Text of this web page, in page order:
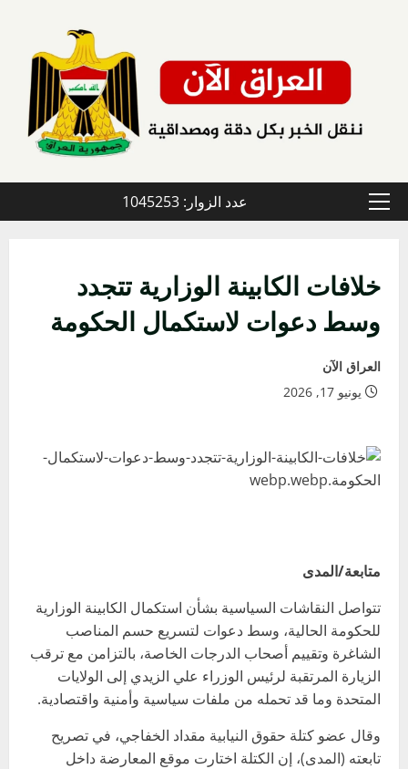
القائمة
عدد الزوار: 1045253
خلافات الكابينة الوزارية تتجدد
وسط دعوات لاستكمال الحكومة
العراق الآن
يونيو 17, 2026
متابعة/المدى
تتواصل النقاشات السياسية بشأن استكمال الكابينة الوزارية
للحكومة الحالية، وسط دعوات لتسريع حسم المناصب
الشاغرة وتقييم أصحاب الدرجات الخاصة، بالتزامن مع ترقب
الزيارة المرتقبة لرئيس الوزراء علي الزيدي إلى الولايات
المتحدة وما قد تحمله من ملفات سياسية وأمنية واقتصادية.
وقال عضو كتلة حقوق النيابية مقداد الخفاجي، في تصريح
تابعته (المدى)، إن الكتلة اختارت موقع المعارضة داخل